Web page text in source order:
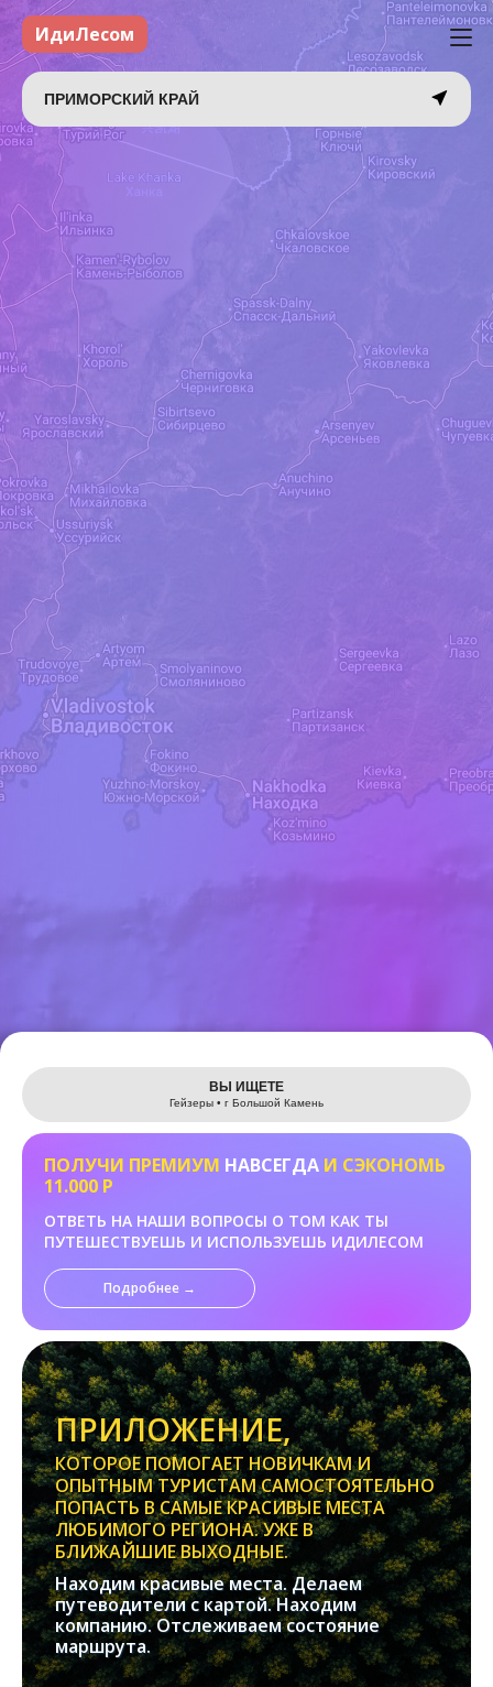
Leaflet
ИдиЛесом
ПРИМОРСКИЙ КРАЙ
ВЫ ИЩЕТЕ
Гейзеры • г Большой Камень
ПОЛУЧИ ПРЕМИУМ НАВСЕГДА И СЭКОНОМЬ
11.000 Р
ОТВЕТЬ НА НАШИ ВОПРОСЫ О ТОМ КАК ТЫ
ПУТЕШЕСТВУЕШЬ И ИСПОЛЬЗУЕШЬ ИДИЛЕСОМ
Подробнее →
ПРИЛОЖЕНИЕ,
КОТОРОЕ ПОМОГАЕТ НОВИЧКАМ И
ОПЫТНЫМ ТУРИСТАМ САМОСТОЯТЕЛЬНО
ПОПАСТЬ В САМЫЕ КРАСИВЫЕ МЕСТА
ЛЮБИМОГО РЕГИОНА. УЖЕ В
БЛИЖАЙШИЕ ВЫХОДНЫЕ.
Находим красивые места. Делаем
путеводители с картой. Находим
компанию. Отслеживаем состояние
маршрута.